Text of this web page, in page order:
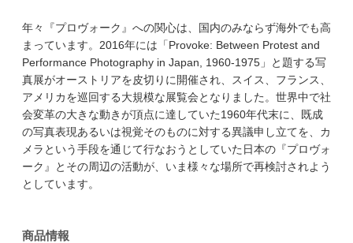
年々『プロヴォーク』への関心は、国内のみならず海外でも高
まっています。2016年には「Provoke: Between Protest and
Performance Photography in Japan, 1960-1975」と題する写
真展がオーストリアを皮切りに開催され、スイス、フランス、
アメリカを巡回する大規模な展覧会となりました。世界中で社
会変革の大きな動きが頂点に達していた1960年代末に、既成
の写真表現あるいは視覚そのものに対する異議申し立てを、カ
メラという手段を通じて行なおうとしていた日本の『プロヴォ
ーク』とその周辺の活動が、いま様々な場所で再検討されよう
としています。
商品情報